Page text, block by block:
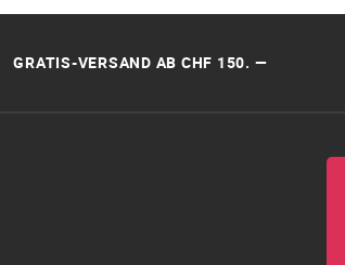
GRATIS-VERSAND AB CHF 150. —